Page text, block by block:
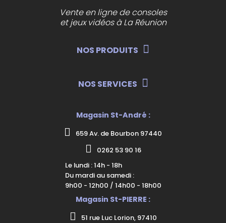
Vente en ligne de consoles
et jeux vidéos à La Réunion
NOS PRODUITS
NOS SERVICES
Magasin St-André :
659 Av. de Bourbon 97440
0262 53 90 16
Le lundi : 14h - 18h
Du mardi au samedi :
9h00 - 12h00 / 14h00 - 18h00
Magasin St-PIERRE :
51 rue Luc Lorion, 97410